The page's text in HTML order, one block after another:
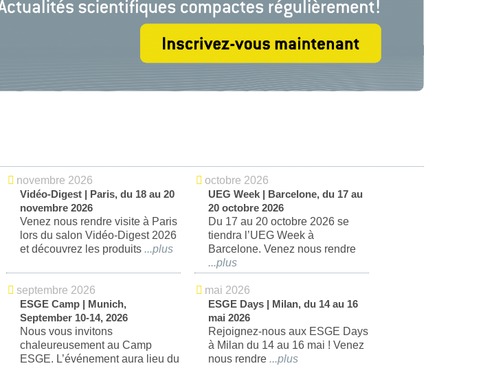
novembre 2026
Vidéo-Digest | Paris, du 18 au 20
novembre 2026
Venez nous rendre visite à Paris
lors du salon Vidéo-Digest 2026
et découvrez les produits...
octobre 2026
UEG Week | Barcelone, du 17 au
20 octobre 2026
Du 17 au 20 octobre 2026 se
tiendra l’UEG Week à
Barcelone. Venez nous rendre
...
septembre 2026
ESGE Camp | Munich,
September 10-14, 2026
Nous vous invitons
chaleureusement au Camp
ESGE. L’événement aura lieu du
mai 2026
ESGE Days | Milan, du 14 au 16
mai 2026
Rejoignez-nous aux ESGE Days
à Milan du 14 au 16 mai ! Venez
nous rendre...